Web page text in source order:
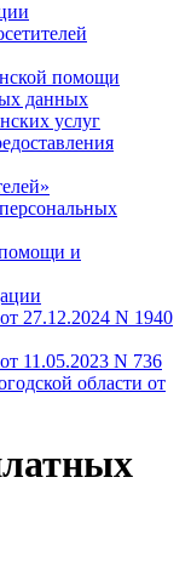
помощи
данных
услуг
и
27.12.2024 N 1940
11.05.2023 N 736
области от